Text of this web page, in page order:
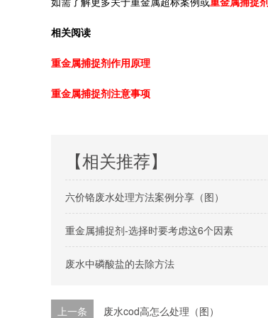
相关阅读
重金属捕捉剂作用原理
重金属捕捉剂注意事项
【相关推荐】
六价铬废水处理方法案例分享（图）
重金属捕捉剂-选择时要考虑这6个因素
废水中磷酸盐的去除方法
上一条 废水cod高怎么处理（图）